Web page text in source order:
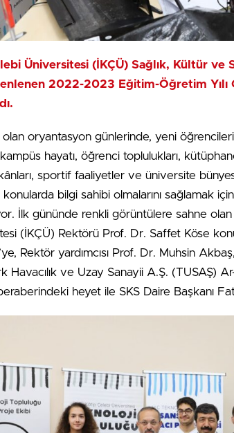
Üniversitesi (İKÇÜ) Sağlık, Kültür ve
2022-2023 Eğitim-Öğretim Yılı
oryantasyon günlerinde, yeni
hayatı, öğrenci toplulukları,
sportif faaliyetler ve üniversite
konularda bilgi sahibi olmalarını sağlamak
İlk gününde renkli görüntülere sahne
(İKÇÜ) Rektörü Prof. Dr. Saffet Köse
Rektör yardımcısı Prof. Dr. Muhsin
Havacılık ve Uzay Sanayii A.Ş. (TUSAŞ)
heyet ile SKS Daire Başkanı